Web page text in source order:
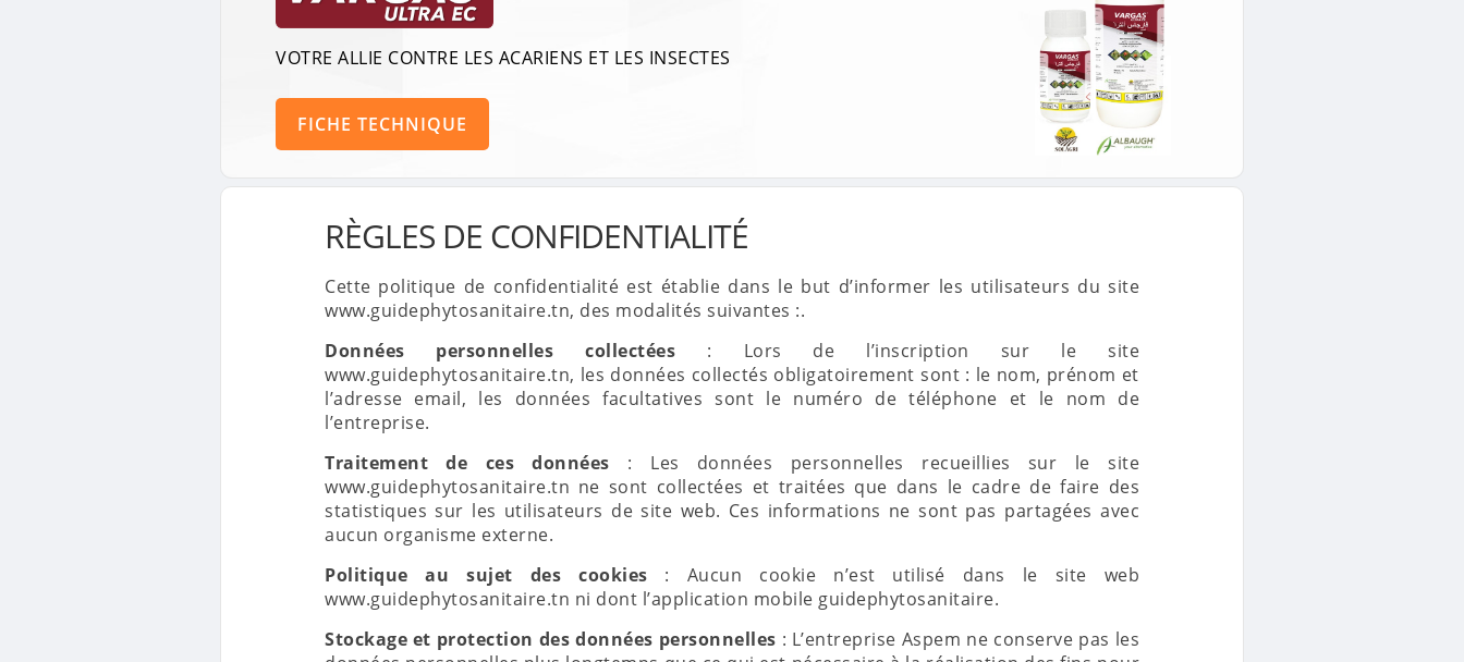
VOTRE ALLIE CONTRE LES ACARIENS ET LES INSECTES
FICHE TECHNIQUE
RÈGLES DE CONFIDENTIALITÉ
Cette politique de confidentialité est établie dans le but d’informer les utilisateurs du site
www.guidephytosanitaire.tn, des modalités suivantes :.
Données personnelles collectées : Lors de l’inscription sur le site
www.guidephytosanitaire.tn, les données collectés obligatoirement sont : le nom, prénom et
l’adresse email, les données facultatives sont le numéro de téléphone et le nom de
l’entreprise.
Traitement de ces données : Les données personnelles recueillies sur le site
www.guidephytosanitaire.tn ne sont collectées et traitées que dans le cadre de faire des
statistiques sur les utilisateurs de site web. Ces informations ne sont pas partagées avec
aucun organisme externe.
Politique au sujet des cookies : Aucun cookie n’est utilisé dans le site web
www.guidephytosanitaire.tn ni dont l’application mobile guidephytosanitaire.
Stockage et protection des données personnelles : L’entreprise Aspem ne conserve pas les